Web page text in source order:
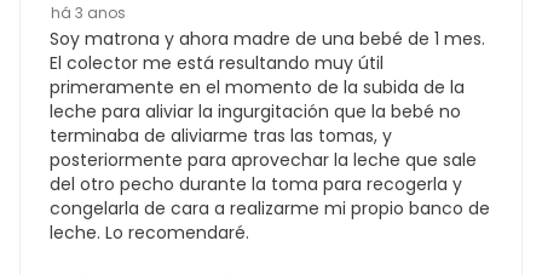
há 3 anos
Soy matrona y ahora madre de una bebé de 1 mes.
El colector me está resultando muy útil
primeramente en el momento de la subida de la
leche para aliviar la ingurgitación que la bebé no
terminaba de aliviarme tras las tomas, y
posteriormente para aprovechar la leche que sale
del otro pecho durante la toma para recogerla y
congelarla de cara a realizarme mi propio banco de
leche. Lo recomendaré.